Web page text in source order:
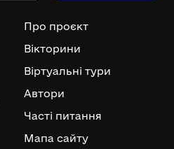
Про проєкт
Вікторини
Віртуальні тури
Автори
Часті питання
Мапа сайту